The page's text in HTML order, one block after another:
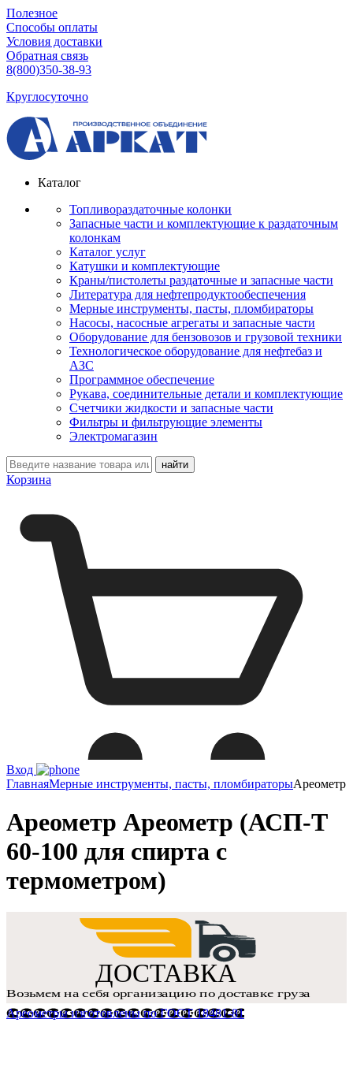
Полезное
Способы оплаты
Условия доставки
Обратная связь
8(800)350-38-93
Круглосуточно
Каталог
Топливораздаточные колонки
Запасные части и комплектующие к раздаточным
колонкам
Каталог услуг
Катушки и комплектующие
Краны/пистолеты раздаточные и запасные части
Литература для нефтепродуктообеспечения
Мерные инструменты, пасты, пломбираторы
Насосы, насосные агрегаты и запасные части
Оборудование для бензовозов и грузовой техники
Технологическое оборудование для нефтебаз и
АЗС
Программное обеспечение
Рукава, соединительные детали и комплектующие
Счетчики жидкости и запасные части
Фильтры и фильтрующие элементы
Электромагазин
Корзина
Вход
ГлавнаяМерные инструменты, пасты, пломбираторыАреометр
Ареометр Ареометр (АСП-Т
60-100 для спирта с
термометром)
Ареометры изготовлены по ГОСТ 18481-81